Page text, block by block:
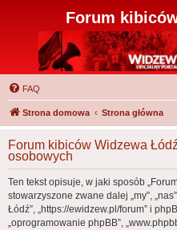
Forum
FAQ
Strona domowa Strona główna
Forum kibiców Widzewa
osobowych
Ten tekst opisuje, w jaki sposób
stowarzyszone zwane dalej „my”,
Łódź”, „https://ewidzew.pl/forum” i
„oprogramowanie phpBB”,